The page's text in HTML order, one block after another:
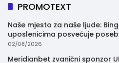
PROMOTEXT
Naše mjesto za naše ljude:
uposlenicima posvećuje
trenutak
02/08/2026
Meridianbet zvanični sponzor